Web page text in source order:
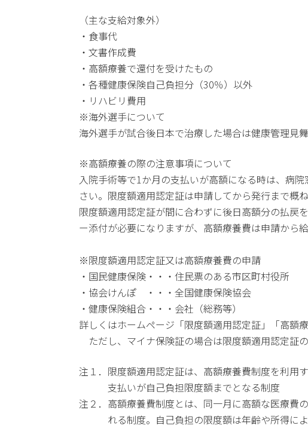
（主な支給対象外）
・食事代
・文書作成費
・高額療養で還付を受けたもの
・各種健康保険自己負担分（30％）以外
・リハビリ費用
※海外選手について
海外選手が試合後日本で治療した場合は健康管理見
※高額療養の際の注意事項について
入院手術等で1か月の支払いが高額になる時は、病
さい。限度額適用認定証は申請してから発行まで概ね
限度額適用認定証が間に合わずに後日高額分の払
ー添付が必要になりますが、高額療養費は申請から
※限度額適用認定証又は高額療養費の申請
・国民健康保険・・・住民票のある市区町村役所
・協会けんぽ ・・・全国健康保険協会
・健康保険組合・・・会社（総務等）
詳しくはホームページ「限度額適用認定証」「高額
ただし、マイナ保険証の場合は限度額適用認定証
注１．限度額適用認定証は、高額療養費制度を利
支払いが自己負担限度額までとなる制度
注２．高額療養費制度とは、同一月に高額な医療費
れる制度。自己負担の限度額は年齢や所得によ